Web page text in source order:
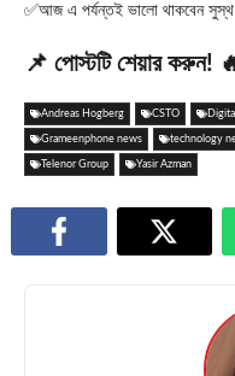
✅আজ এ পর্যন্তই ভালো থাকবেন
📌 পোস্টটি শেয়ার করুন!
Andreas Hogberg CSTO
Grameenphone news technology
Telenor Group Yasir Azman